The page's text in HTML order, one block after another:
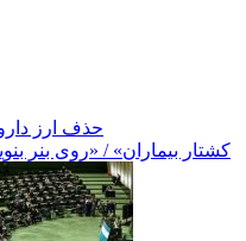
حذف ارز
کشتار بیماران» / «روی بنر